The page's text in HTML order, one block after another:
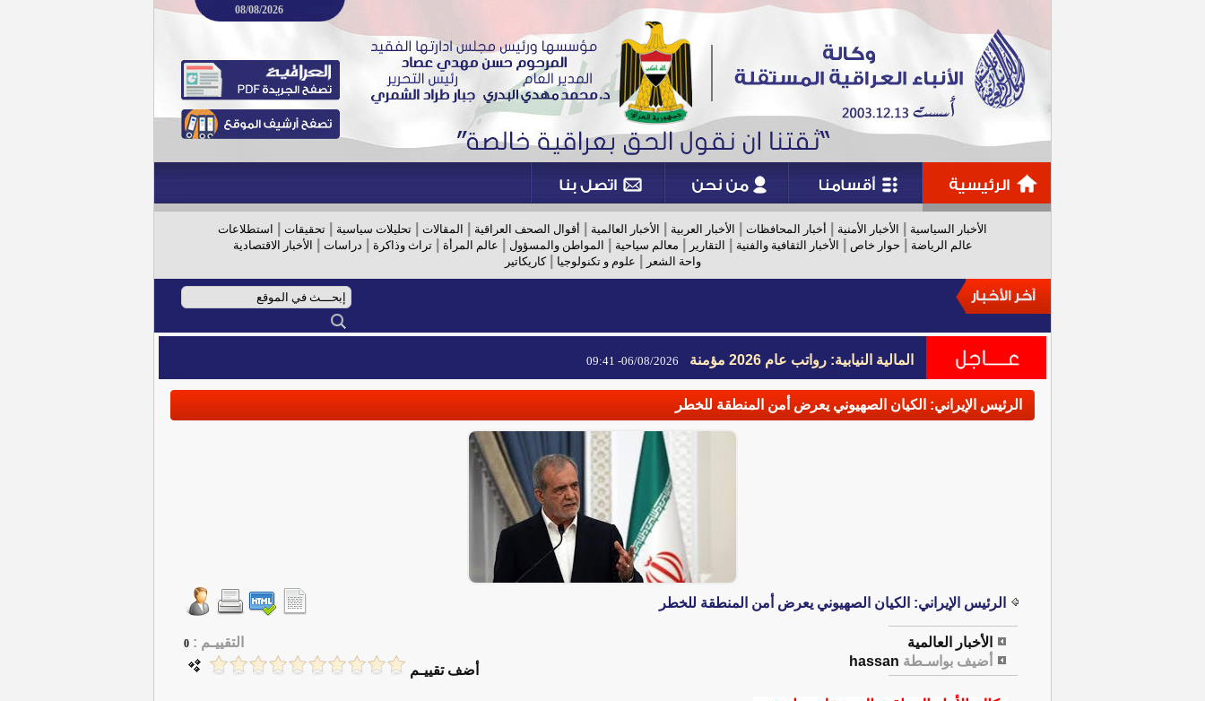
08/08/2026
الأخبار السياسية الأخبار الأمنية أخبار المحافظات الأخبار العربية الأخبار العالمية أقوال الصحف العراقية المقالات تحليلات سياسية تحقيقات
استطلاعات
عالم الرياضة
حوار خاص الأخبار الثقافية والفنية التقارير معالم سياحية المواطن والمسؤول عالم المرأة |تراث وذاكرة دراسات
الأخبار الاقتصادية
واحة الشعر
علوم و تكنولوجيا |كاريكاتير
المالية النيابية: رواتب عام 2026 مؤمنة 06/08/2026- 09:41
المالية النيابية: رواتب عام 2026 مؤمنة 06/08/2026- 09:41
الرئيس الإيراني: الكيان الصهيوني يعرض أمن المنطقة للخطر
الرئيس الإيراني: الكيان الصهيوني يعرض أمن المنطقة للخطر
الأخبار العالمية التقييـم : 0
أضيف بواسـطة hassan
أضف تقييـم